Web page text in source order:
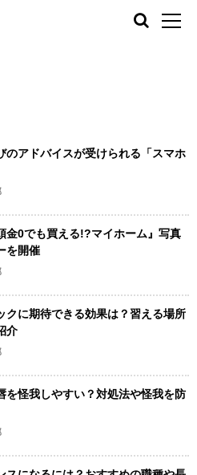
のアドバイスが受けられる「スマホ
金0でも買える!?マイホーム』写真
を開催
クに期待できる効果は？習える場所
介
を怪我しやすい？対処法や怪我を防